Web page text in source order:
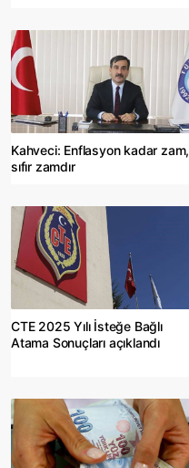
Kahveci: Enflasyon kadar zam,
sıfır zamdır
CTE 2025 Yılı İsteğe Bağlı
Atama Sonuçları açıklandı